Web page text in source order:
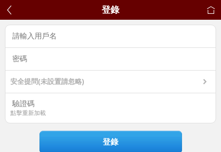
登錄
安全提問(未設置請忽略)
點擊重新加載
登錄